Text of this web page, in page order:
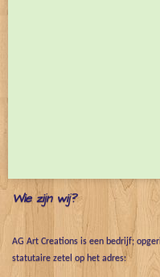
Wie zijn wij?
AG Art Creations is een bedrijf;
statutaire zetel op het adres: